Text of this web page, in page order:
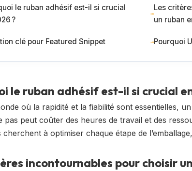
le ruban adhésif est-il si crucial
?
Les
un ruban
clé pour Featured Snippet Pourquoi
le ruban adhésif est-il si crucial
où la rapidité et la fiabilité sont essentielles,
pas peut coûter des heures de travail et des
cherchent à optimiser chaque étape de
incontournables pour choisir